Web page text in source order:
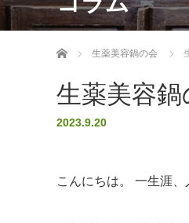
ホーム 生薬美容鍋の会
生薬美容鍋
2023.9.20
こんにちは。 一生涯